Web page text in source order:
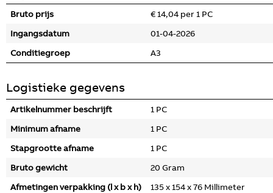
Bruto prijs
€ 14,04 per 1 PC
Ingangsdatum
01-04-2026
Conditiegroep
A3
Logistieke gegevens
Artikelnummer beschrijft
1 PC
Minimum afname
1 PC
Stapgrootte afname
1 PC
Bruto gewicht
20 Gram
Afmetingen verpakking (l x b x h)
135 x 154 x 76 Millimeter